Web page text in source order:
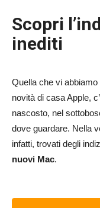
Scopri
inediti
Quella che vi abbiamo
novità di casa Apple,
nascosto, nel
dove guardare. Nella
infatti, trovati degli
nuovi Mac.